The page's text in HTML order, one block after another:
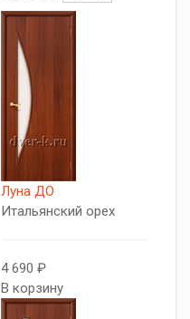
Луна ДО
Итальянский орех
4 690 ₽
В корзину